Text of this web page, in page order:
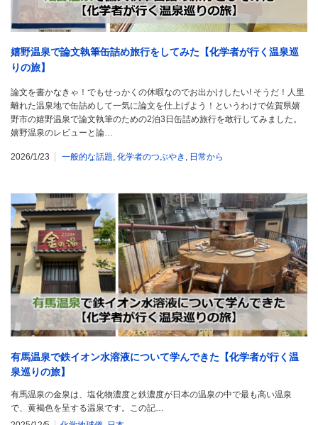
嬉野温泉で論文執筆缶詰め旅行をしてみた【化学者が行く温泉巡
りの旅】
論文を書かなきゃ！でもせっかくの休暇なのでお出かけしたい! そうだ！人里
離れた温泉地で缶詰めして一気に論文を仕上げよう！というわけで佐賀県嬉
野市の嬉野温泉で論文執筆のための2泊3日缶詰め旅行を敢行してみました。
嬉野温泉のレビューと論…
2026/1/23 一般的な話題, 化学者のつぶやき , 日常から
有馬温泉で鉄イオン水溶液について学んできた【化学者が行く温
泉巡りの旅】
有馬温泉の金泉は、塩化物濃度と鉄濃度が日本の温泉の中で最も高い温泉
で、黄褐色を呈する温泉です。この記…